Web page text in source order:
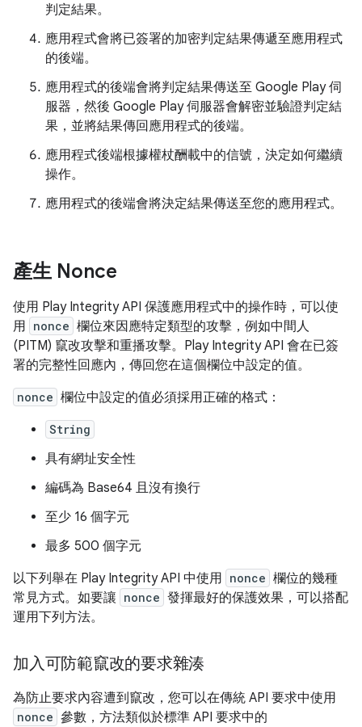
判定結果。
應用程式會將已簽署的加密判定結果傳遞至應用程式
的後端。
應用程式的後端會將判定結果傳送至 Google Play 伺
服器，然後 Google Play 伺服器會解密並驗證判定結
果，並將結果傳回應用程式的後端。
應用程式後端根據權杖酬載中的信號，決定如何繼續
操作。
應用程式的後端會將決定結果傳送至您的應用程式。
產生 Nonce
使用 Play Integrity API 保護應用程式中的操作時，可以使
用 nonce 欄位來因應特定類型的攻擊，例如中間人
(PITM) 竄改攻擊和重播攻擊。Play Integrity API 會在已簽
署的完整性回應內，傳回您在這個欄位中設定的值。
nonce 欄位中設定的值必須採用正確的格式：
String
具有網址安全性
編碼為 Base64 且沒有換行
至少 16 個字元
最多 500 個字元
以下列舉在 Play Integrity API 中使用 nonce 欄位的幾種
常見方式。如要讓 nonce 發揮最好的保護效果，可以搭配
運用下列方法。
加入可防範竄改的要求雜湊
為防止要求內容遭到竄改，您可以在傳統 API 要求中使用
nonce 參數，方法類似於標準 API 要求中的